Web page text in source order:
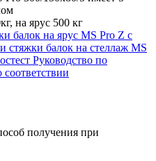
на ярус 500 кг
балок на ярус MS Pro Z с
стяжки балок на стеллаж MS
Руководство по
получения при